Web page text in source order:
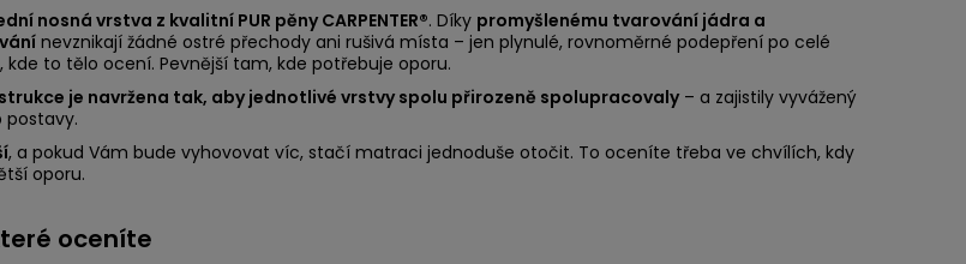
nosná vrstva z kvalitní PUR pěny CARPENTER®. Díky promyšlenému tvarování jádra a
nevznikají žádné ostré přechody ani rušivá místa – jen plynulé, rovnoměrné podepření po celé
to tělo ocení. Pevnější tam, kde potřebuje oporu.
je navržena tak, aby jednotlivé vrstvy spolu přirozeně spolupracovaly– a zajistily vyvážený
postavy.
, a pokud Vám bude vyhovovat víc, stačí matraci jednoduše otočit. To oceníte třeba ve chvílích, kdy
oporu.
oceníte